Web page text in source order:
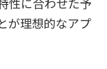
性に合わせた予
が理想的なアプ